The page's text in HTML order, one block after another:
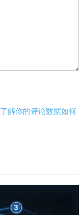
了解你的评论数据如何